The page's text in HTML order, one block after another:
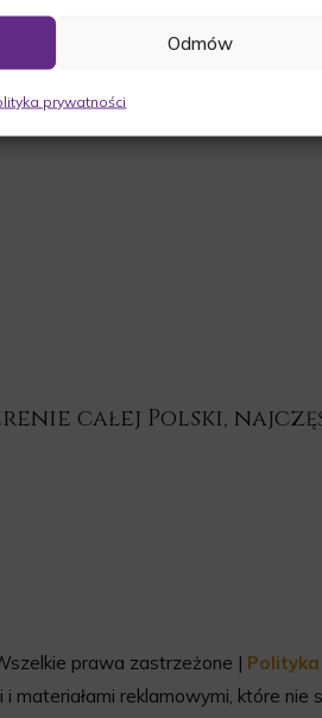
Odmów
prywatności
wspólną modlitwą
się msza święta
12:00.
całej Polski,
prawa zastrzeżone |
reklamowymi, które